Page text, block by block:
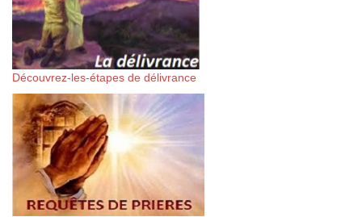
Découvrez-les-étapes de délivrance